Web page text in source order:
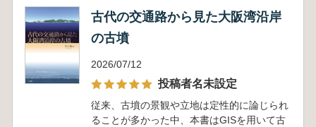
古代の交通路から見た大阪湾沿岸
の古墳
2026/07/12
投稿者名未設定
従来、古墳の景観や立地は定性的に論じられ
ることが多かった中、本書はGISを用いて古